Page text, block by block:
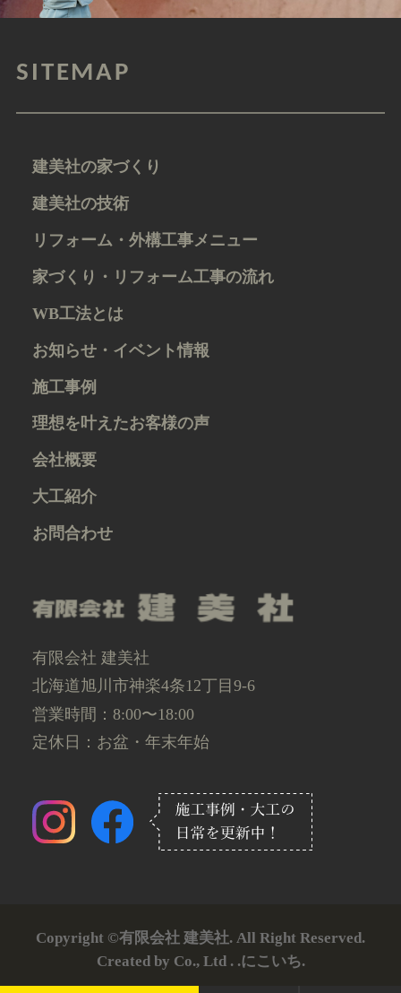
SITEMAP
建美社の家づくり
建美社の技術
リフォーム・外構工事メニュー
家づくり・リフォーム工事の流れ
WB工法とは
お知らせ・イベント情報
施工事例
理想を叶えたお客様の声
会社概要
大工紹介
お問合わせ
有限会社 建美社
北海道旭川市神楽4条12丁目9-6
営業時間：8:00〜18:00
定休日：お盆・年末年始
Copyright ©有限会社 建美社. All Right Reserved.
Created by Co., Ltd . .にこいち.